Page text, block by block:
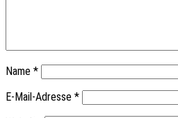
Name *
E-Mail-Adresse *